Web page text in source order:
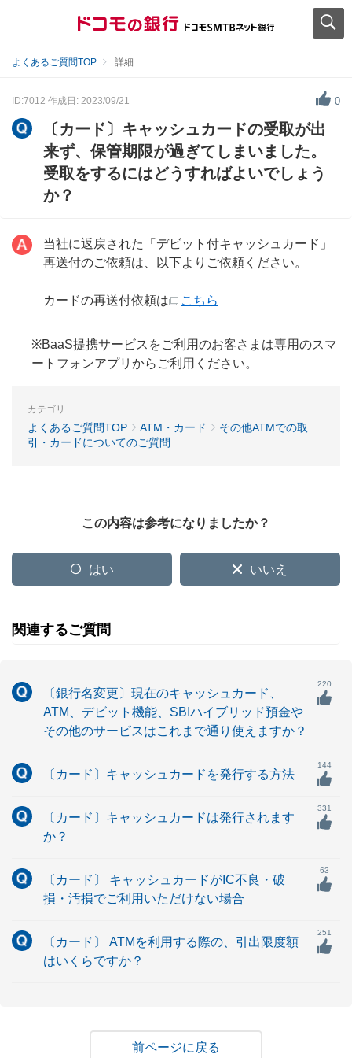
よくあるご質問TOP 詳細
ID:7012 作成日: 2023/09/21 0
〔カード〕キャッシュカードの受取が出
来ず、保管期限が過ぎてしまいました。
受取をするにはどうすればよいでしょう
か？
当社に返戻された「デビット付キャッシュカード」
再送付のご依頼は、以下よりご依頼ください。
カードの再送付依頼は こちら
※BaaS提携サービスをご利用のお客さまは専用のスマ
ートフォンアプリからご利用ください。
カテゴリ
よくあるご質問TOP ATM・カード
その他ATMでの取
引・カードについてのご質問
この内容は参考になりましたか？
はい いいえ
関連するご質問
〔銀行名変更〕現在のキャッシュカード、
ATM、デビット機能、SBIハイブリッド預金や
その他のサービスはこれまで通り使えますか？
220
〔カード〕キャッシュカードを発行する方法
144
〔カード〕キャッシュカードは発行されます
か？
331
〔カード〕 キャッシュカードがIC不良・破
損・汚損でご利用いただけない場合
63
〔カード〕 ATMを利用する際の、引出限度額
はいくらですか？
251
戻る